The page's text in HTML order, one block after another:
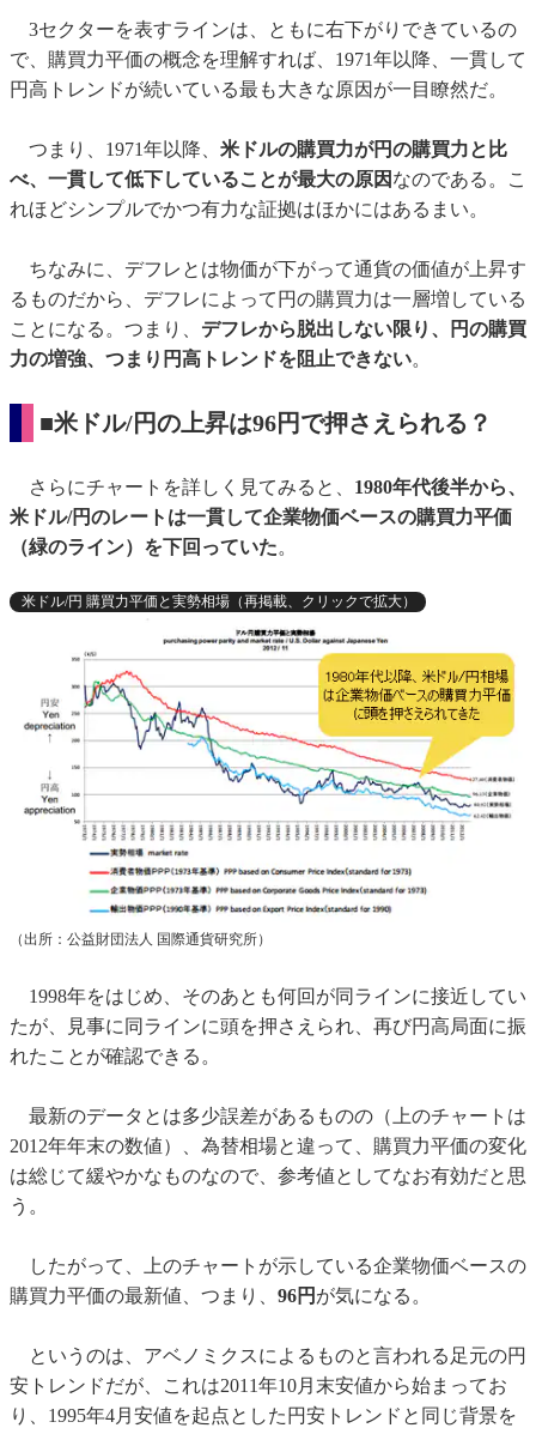
3セクターを表すラインは、ともに右下がりできているの
で、購買力平価の概念を理解すれば、1971年以降、一貫して
円高トレンドが続いている最も大きな原因が一目瞭然だ。
つまり、1971年以降、 米ドルの購買力が円の購買力と比
べ、一貫して低下していることが最大の原因 なのである。こ
れほどシンプルでかつ有力な証拠はほかにはあるまい。
ちなみに、デフレとは物価が下がって通貨の価値が上昇す
るものだから、デフレによって円の購買力は一層増している
ことになる。つまり、 デフレから脱出しない限り、円の購買
力の増強、つまり円高トレンドを阻止できない。
■米ドル/円の上昇は96円で押さえられる？
さらにチャートを詳しく見てみると、 1980年代後半から、
米ドル/円のレートは一貫して企業物価ベースの購買力平価
（緑のライン）を下回っていた。
米ドル/円 購買力平価と実勢相場（再掲載、クリックで拡大）
（出所：公益財団法人 国際通貨研究所）
1998年をはじめ、そのあとも何回が同ラインに接近してい
たが、見事に同ラインに頭を押さえられ、再び円高局面に振
れたことが確認できる。
最新のデータとは多少誤差があるものの（上のチャートは
2012年年末の数値）、為替相場と違って、購買力平価の変化
は総じて緩やかなものなので、参考値としてなお有効だと思
う。
したがって、上のチャートが示している企業物価ベースの
購買力平価の最新値、つまり、 96円 が気になる。
というのは、アベノミクスによるものと言われる足元の円
安トレンドだが、これは2011年10月末安値から始まってお
り、1995年4月安値を起点とした円安トレンドと同じ背景を